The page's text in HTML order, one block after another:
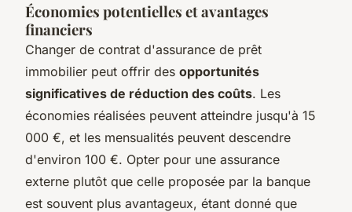
Économies potentielles et avantages
financiers
Changer de contrat d'assurance de prêt
immobilier peut offrir des opportunités
significatives de réduction des coûts. Les
économies réalisées peuvent atteindre jusqu'à 15
000 €, et les mensualités peuvent descendre
d'environ 100 €. Opter pour une assurance
externe plutôt que celle proposée par la banque
est souvent plus avantageux, étant donné que